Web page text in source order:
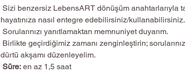
hayatınıza nasıl entegre edebilirsiniz/kullanabilirsiniz.
Sorularınızı yanıtlamaktan memnuniyet duyarım.
dürtü akşamı düzenleyelim.
Süre: en az 1,5 saat